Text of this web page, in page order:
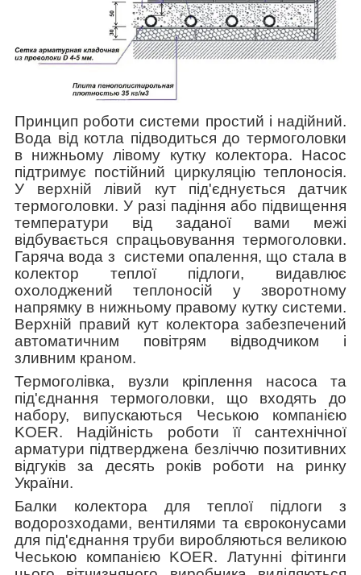
Принцип роботи системи простий і надійний.
Вода від котла підводиться до термоголовки
в нижньому лівому кутку колектора. Насос
підтримує постійний циркуляцію теплоносія.
У верхній лівий кут під'єднується датчик
термоголовки. У разі падіння або підвищення
температури від заданої вами межі
відбувається спрацьовування термоголовки.
Гаряча вода з системи опалення, що стала в
колектор теплої підлоги, видавлює
охолоджений теплоносій у зворотному
напрямку в нижньому правому кутку системи.
Верхній правий кут колектора забезпечений
автоматичним повітрям відводчиком і
зливним краном.
Термоголівка, вузли кріплення насоса та
під'єднання термоголовки, що входять до
набору, випускаються Чеською компанією
KOER. Надійність роботи її сантехнічної
арматури підтверджена безліччю позитивних
відгуків за десять років роботи на ринку
України.
Балки колектора для теплої підлоги з
водорозходами, вентилями та євроконусами
для під'єднання труби виробляються великою
Чеською компанією KOER. Латунні фітинги